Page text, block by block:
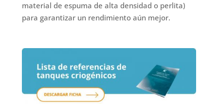
material de espuma de alta densidad o perlita)
para garantizar un rendimiento aún mejor.